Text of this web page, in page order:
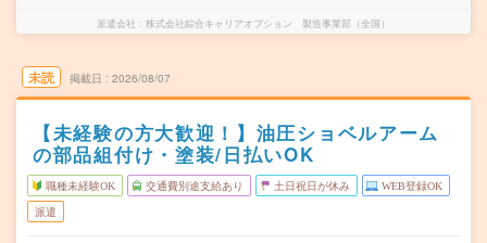
派遣会社 株式会社綜合キャリアオプション 製造事業部（全国）
未読 掲載日 2026/08/07
【未経験の方大歓迎！】油圧ショベルアーム
の部品組付け・塗装/日払いOK
職種未経験OK 交通費別途支給あり 土日祝日が休み WEB登録OK
派遣